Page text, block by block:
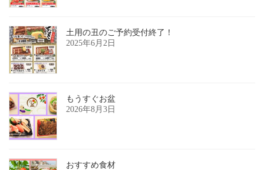
土用の丑のご予約受付終了！
2025年6月2日
もうすぐお盆
2026年8月3日
おすすめ食材